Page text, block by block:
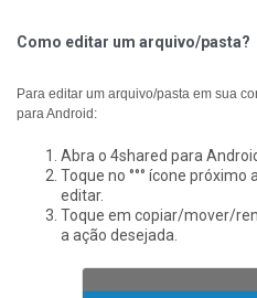
Como editar um arquivo/pasta?
Para editar um arquivo/pasta em sua
para Android:
Abra o 4shared para
Toque no °°° ícone
editar.
Toque em copiar/mover/
a ação desejada.